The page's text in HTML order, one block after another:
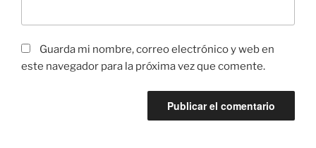
Guarda mi nombre, correo electrónico y web en
este navegador para la próxima vez que comente.